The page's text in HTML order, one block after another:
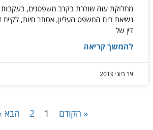
מחלוקת עזה שוררת בקרב משפטנים,
נשיאת בית המשפט העליון, אסתר חיות, לקיים
דין של
להמשך קריאה
19 ביוני 2019
« הקודם 1
2 הבא